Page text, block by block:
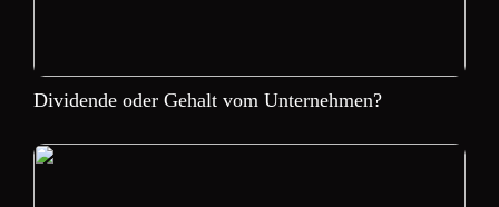
Dividende oder Gehalt vom Unternehmen?